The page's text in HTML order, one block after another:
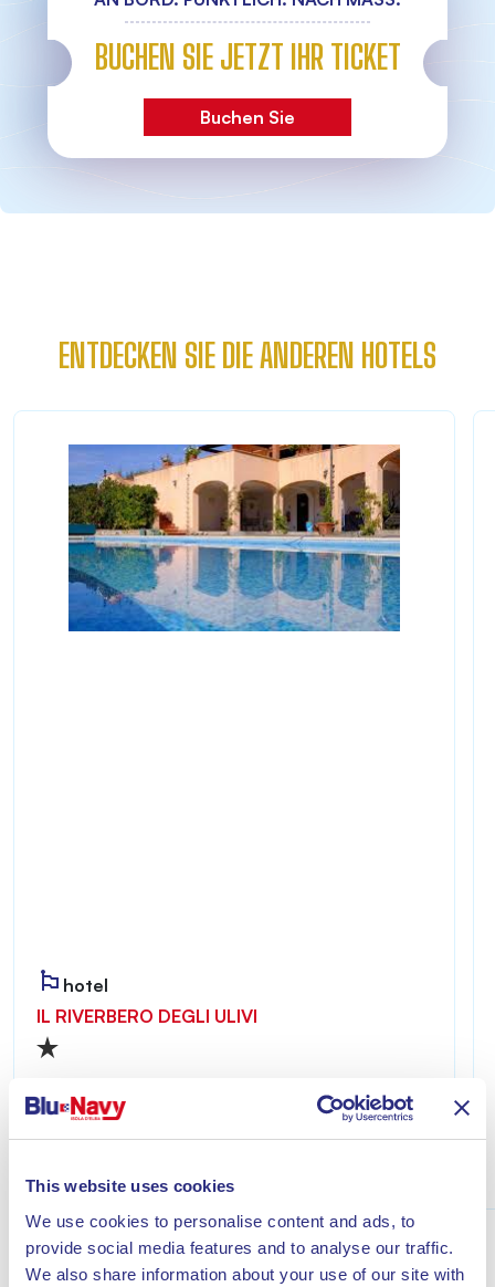
This website uses cookies
We use cookies to personalise content and ads, to
provide social media features and to analyse our traffic.
We also share information about your use of our site with
BUCHEN SIE JETZT IHR TICKET
Buchen Sie
ENTDECKEN SIE DIE ANDEREN HOTELS
hotel
IL RIVERBERO DEGLI ULIVI
ruhiger Ort – ideal für alle, die einen erholsamen
Aufenthalt nur wenige Minuten vom Meer von
Lacona entfernt genießen möchten.